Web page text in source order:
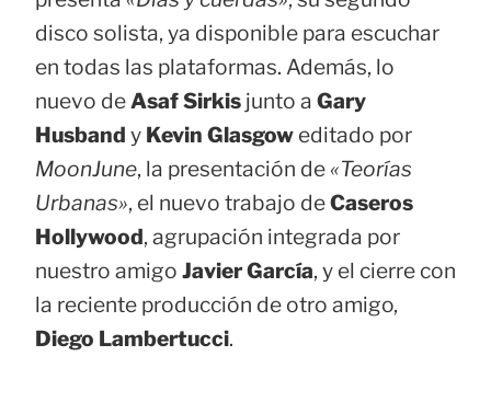
disco solista, ya disponible para escuchar
en todas las plataformas. Además, lo
nuevo deAsaf Sirkis junto a Gary
Husband y Kevin Glasgow editado por
MoonJune, la presentación de «Teorías
Urbanas», el nuevo trabajo deCaseros
Hollywood, agrupación integrada por
nuestro amigo Javier García, y el cierre con
la reciente producción de otro amigo,
Diego Lambertucci.